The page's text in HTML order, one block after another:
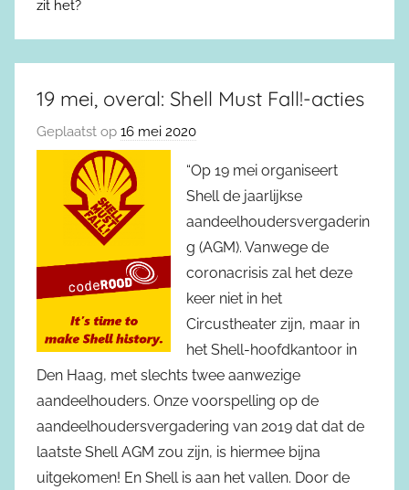
zit het?
19 mei, overal: Shell Must Fall!-acties
Geplaatst op 16 mei 2020
“Op 19 mei organiseert
Shell de jaarlijkse
aandeelhoudersvergaderin
g (AGM). Vanwege de
coronacrisis zal het deze
keer niet in het
Circustheater zijn, maar in
het Shell-hoofdkantoor in
Den Haag, met slechts twee aanwezige
aandeelhouders. Onze voorspelling op de
aandeelhoudersvergadering van 2019 dat dat de
laatste Shell AGM zou zijn, is hiermee bijna
uitgekomen! En Shell is aan het vallen. Door de